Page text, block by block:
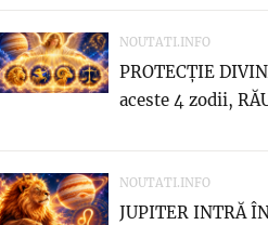
NOUTATI.INFO
PROTECȚIE
aceste 4 zodii,
NOUTATI.INFO
JUPITER INTRĂ